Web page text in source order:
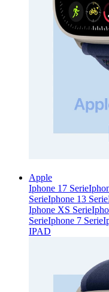
Apple
Iphone 17 Serie
SerieIphone 13 Serie
Iphone XS Serie
SerieIphone 7 Serie
IPAD